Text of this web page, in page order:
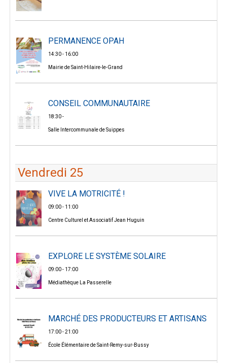
PERMANENCE OPAH
14:30 - 16:00
Mairie de Saint-Hilaire-le-Grand
CONSEIL COMMUNAUTAIRE
18:30 -
Salle Intercommunale de Suippes
Vendredi 25
VIVE LA MOTRICITÉ !
09:00 - 11:00
Centre Culturel et Associatif Jean Huguin
EXPLORE LE SYSTÈME SOLAIRE
09:00 - 17:00
Médiathèque La Passerelle
MARCHÉ DES PRODUCTEURS ET ARTISANS
17:00 - 21:00
École Élémentaire de Saint-Remy-sur-Bussy